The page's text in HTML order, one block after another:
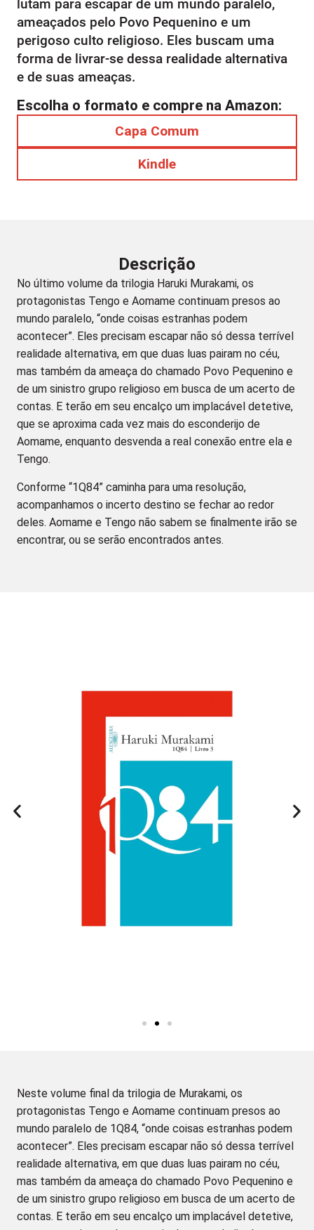
lutam para escapar de um mundo paralelo,
ameaçados pelo Povo Pequenino e um
perigoso culto religioso. Eles buscam uma
forma de livrar-se dessa realidade alternativa
e de suas ameaças.
Escolha o formato e compre na Amazon:
Capa Comum
Kindle
Descrição
No último volume da trilogia Haruki Murakami, os
protagonistas Tengo e Aomame continuam presos ao
mundo paralelo, “onde coisas estranhas podem
acontecer”. Eles precisam escapar não só dessa terrível
realidade alternativa, em que duas luas pairam no céu,
mas também da ameaça do chamado Povo Pequenino e
de um sinistro grupo religioso em busca de um acerto de
contas. E terão em seu encalço um implacável detetive,
que se aproxima cada vez mais do esconderijo de
Aomame, enquanto desvenda a real conexão entre ela e
Tengo.
Conforme “1Q84” caminha para uma resolução,
acompanhamos o incerto destino se fechar ao redor
deles. Aomame e Tengo não sabem se finalmente irão se
encontrar, ou se serão encontrados antes.
Neste volume final da trilogia de Murakami, os
protagonistas Tengo e Aomame continuam presos ao
mundo paralelo de 1Q84, “onde coisas estranhas podem
acontecer”. Eles precisam escapar não só dessa terrível
realidade alternativa, em que duas luas pairam no céu,
mas também da ameaça do chamado Povo Pequenino e
de um sinistro grupo religioso em busca de um acerto de
contas. E terão em seu encalço um implacável detetive,